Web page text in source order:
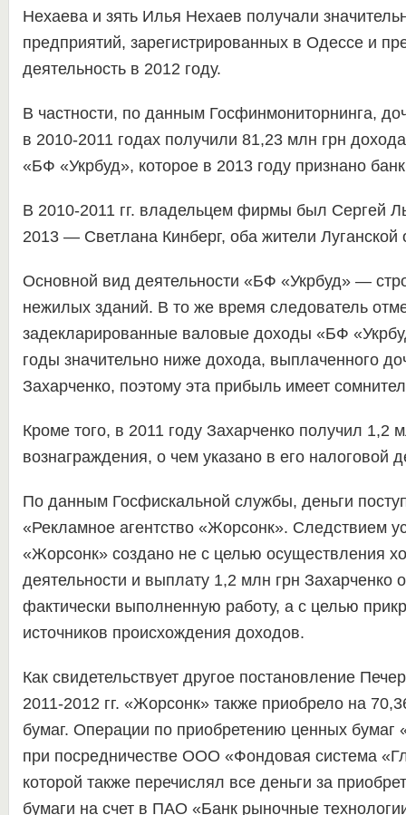
Нехаева и зять Илья Нехаев получали
предприятий, зарегистрированных в Одессе и
деятельность в 2012 году.
В частности, по данным Госфинмониторнинга,
в 2010-2011 годах получили 81,23 млн грн
«БФ «Укрбуд», которое в 2013 году признано
В 2010-2011 гг. владельцем фирмы был Сергей
2013 — Светлана Кинберг, оба жители Луганской
Основной вид деятельности «БФ «Укрбуд» —
нежилых зданий. В то же время следователь
задекларированные валовые доходы «БФ
годы значительно ниже дохода, выплаченного
Захарченко, поэтому эта прибыль имеет
Кроме того, в 2011 году Захарченко получил 1,2
вознаграждения, о чем указано в его налоговой
По данным Госфискальной службы, деньги
«Рекламное агентство «Жорсонк». Следствием
«Жорсонк» создано не с целью осуществления
деятельности и выплату 1,2 млн грн Захарченко
фактически выполненную работу, а с целью
источников происхождения доходов.
Как свидетельствует другое постановление
2011-2012 гг. «Жорсонк» также приобрело на
бумаг. Операции по приобретению ценных бумаг
при посредничестве ООО «Фондовая система
которой также перечислял все деньги за
бумаги на счет в ПАО «Банк рыночные